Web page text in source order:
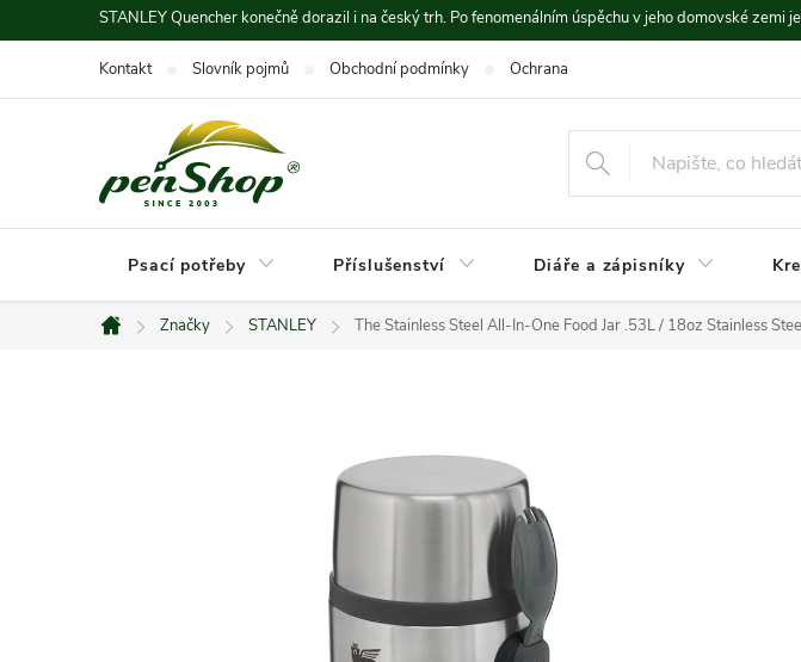
na
STANLEY Quencher konečně dorazil i na český trh. Po fenomenálním úspěchu v jeho domovské
Kontakt Slovník pojmů Obchodní podmínky Ochrana údajů
Psací potřeby Příslušenství Diáře a zápisníky
Domů
Značky STANLEY The Stainless Steel All-In-One Food Jar .53L / 18oz Stainless